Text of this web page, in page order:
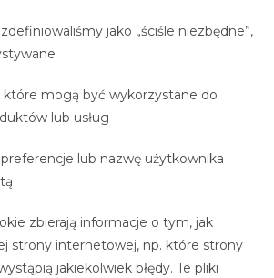
jako „ściśle niezbędne”,
które mogą być wykorzystane do
lub usług
lub nazwę użytkownika
zbierają informacje o tym, jak
strony internetowej, np. które strony
jakiekolwiek błędy. Te pliki